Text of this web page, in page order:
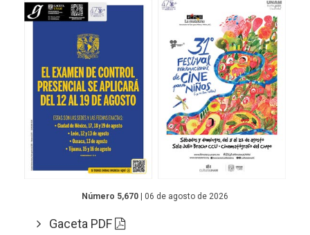
Número 5,670 | 06 de agosto de 2026
Gaceta PDF